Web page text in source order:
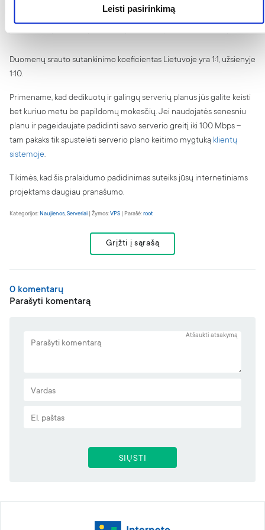
Leisti pasirinkimą
Xeon
GB
100 Mbps
Duomenų srauto sutankinimo koeficientas Lietuvoje yra 1:1, užsienyje
1:10.
Primename, kad dedikuotų ir galingų serverių planus jūs galite keisti
bet kuriuo metu be papildomų mokesčių. Jei naudojatės senesniu
planu ir pageidaujate padidinti savo serverio greitį iki 100 Mbps –
tam pakaks tik spustelėti serverio plano keitimo mygtuką klientų
sistemoje.
Tikimės, kad šis pralaidumo padidinimas suteiks jūsų internetiniams
projektams daugiau pranašumo.
Kategorijos:Naujienos,Serveriai | Žymos:VPS | Parašė:root
Grįžti į sąrašą
0 komentarų
Parašyti komentarą
Atšaukti atsakymą
SIŲSTI